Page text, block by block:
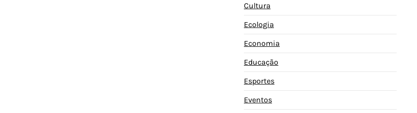
Cultura
Ecologia
Economia
Educação
Esportes
Eventos